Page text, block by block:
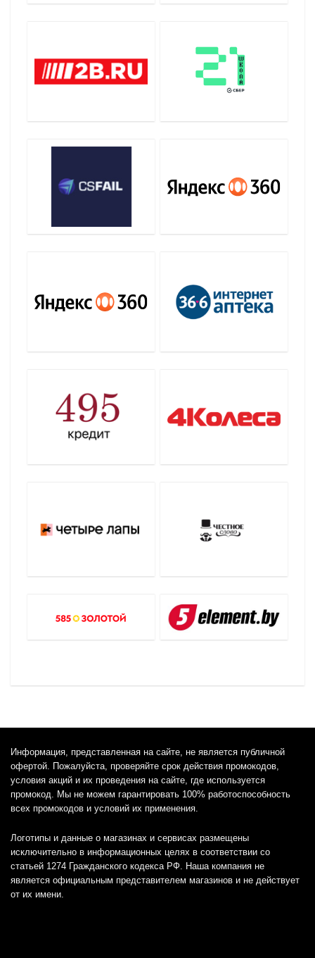
Информация, представленная на сайте, не является публичной
офертой. Пожалуйста, проверяйте срок действия промокодов,
условия акций и их проведения на сайте, где используется
промокод. Мы не можем гарантировать 100% работоспособность
всех промокодов и условий их применения.
Логотипы и данные о магазинах и сервисах размещены
исключительно в информационных целях в соответствии со
статьей 1274 Гражданского кодекса РФ. Наша компания не
является официальным представителем магазинов и не действует
от их имени.